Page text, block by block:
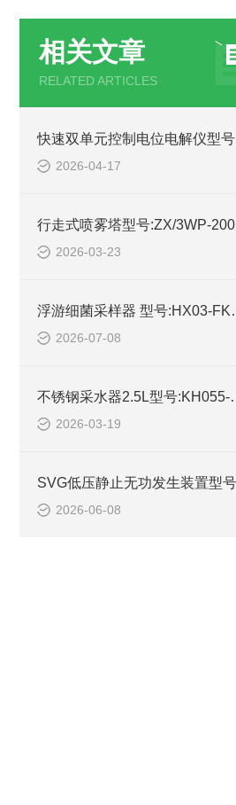
相关文章
RELATED ARTICLES
2026-04-17
2026-03-23
浮游细菌采
2026-07-08
不锈钢采水
2026-03-19
2026-06-08